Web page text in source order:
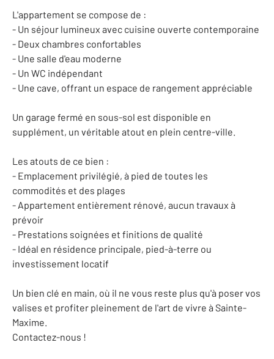
L'appartement se compose de :
- Un séjour lumineux avec cuisine ouverte contemporaine
- Deux chambres confortables
- Une salle d'eau moderne
- Un WC indépendant
- Une cave, offrant un espace de rangement appréciable
Un garage fermé en sous-sol est disponible en
supplément, un véritable atout en plein centre-ville.
Les atouts de ce bien :
- Emplacement privilégié, à pied de toutes les
commodités et des plages
- Appartement entièrement rénové, aucun travaux à
prévoir
- Prestations soignées et finitions de qualité
- Idéal en résidence principale, pied-à-terre ou
investissement locatif
Un bien clé en main, où il ne vous reste plus qu'à poser vos
valises et profiter pleinement de l'art de vivre à Sainte-
Maxime.
Contactez-nous !